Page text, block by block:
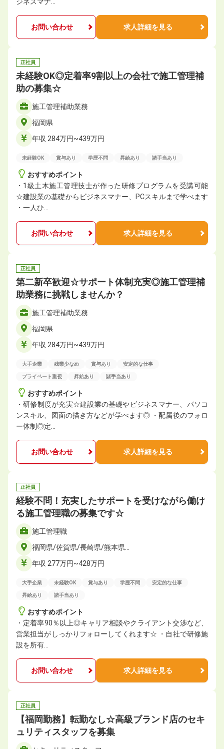
お問い合わせ 求人詳細を見る
正社員
未経験OK◎定着率9割以上の会社で施⼯管理補
助の募集☆
施⼯管理補助業務
福岡県
年収 284万円~439万円
未経験OK 賞与あり 学歴不問 昇給あり 諸手当あり
おすすめポイント
・1級土木施工管理技士が作った研修プログラムを受講可能
☆建設業の基礎からビジネスマナー、PCスキルまで学べます
・一人ひ…
お問い合わせ 求人詳細を見る
正社員
第二新卒歓迎☆サポート体制充実◎施⼯管理補
助業務に挑戦しませんか？
施⼯管理補助業務
福岡県
年収 284万円~439万円
大手企業 残業少なめ 賞与あり 安定的な仕事
プライベート重視 昇給あり 諸手当あり
おすすめポイント
・研修制度が充実☆建設業の基礎やビジネスマナー、パソコ
ンスキル、図面の描き方などが学べます◎ ・配属後のフォロ
ー体制◎定…
お問い合わせ 求人詳細を見る
正社員
経験不問！充実したサポートを受けながら働け
る施工管理職の募集です☆
施工管理職
福岡県/佐賀県/長崎県/熊本県…
年収 277万円~428万円
大手企業 未経験OK 賞与あり 学歴不問 安定的な仕事
昇給あり 諸手当あり
おすすめポイント
・定着率90％以上◎キャリア相談やクライアント交渉など、
営業担当がしっかりフォローしてくれます☆ ・自社で研修施
設を所有…
お問い合わせ 求人詳細を見る
正社員
【福岡勤務】転勤なし☆高級ブランド店のセキ
ュリティスタッフを募集